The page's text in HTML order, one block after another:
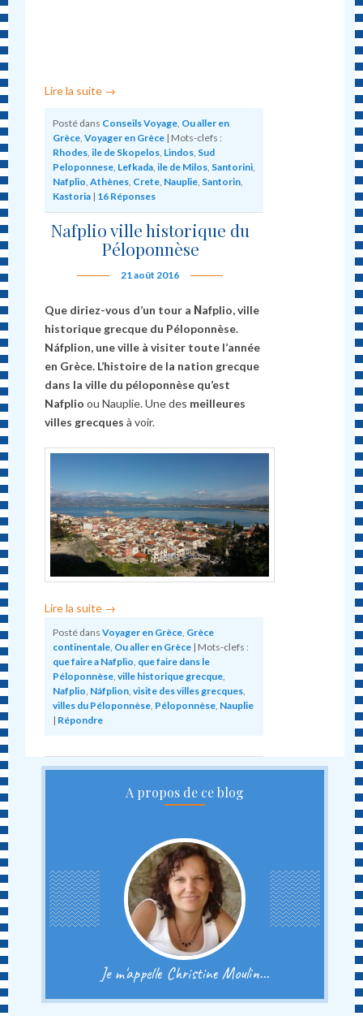
Lire la suite →
Posté dans Conseils Voyage Ou aller en
Grèce ,Voyager en Grèce | Mots-clefs :
Rhodes ,ile de Skopelos Lindos Sud
Peloponnese Lefkada ,ile de Milos Santorini
Nafplio ,Athènes Crete Nauplie Santorin
Kastoria | 16 Réponses
Nafplio ville historique du
Péloponnèse
21 août 2016
Que diriez-vous d’un tour a Νafplio, ville
historique grecque du Péloponnèse.
Náfplion, une ville à visiter toute l’année
en Grèce. L’histoire de la nation grecque
dans la ville du péloponnèse qu’est
Nafplio ou Nauplie. Une des meilleures
villes grecques à voir.
Lire la suite →
Posté dans Voyager en Grèce, Grèce
continentale, Ou aller en Grèce | Mots-clefs :
que faire a Nafplio, que faire dans le
Péloponnèse,ville historique grecque,
Nafplio, Náfplion,visite des villes grecques,
villes du Péloponnèse, Péloponnèse, Nauplie
| Répondre
A propos de ce blog
Je m'appelle Christine Moulin...